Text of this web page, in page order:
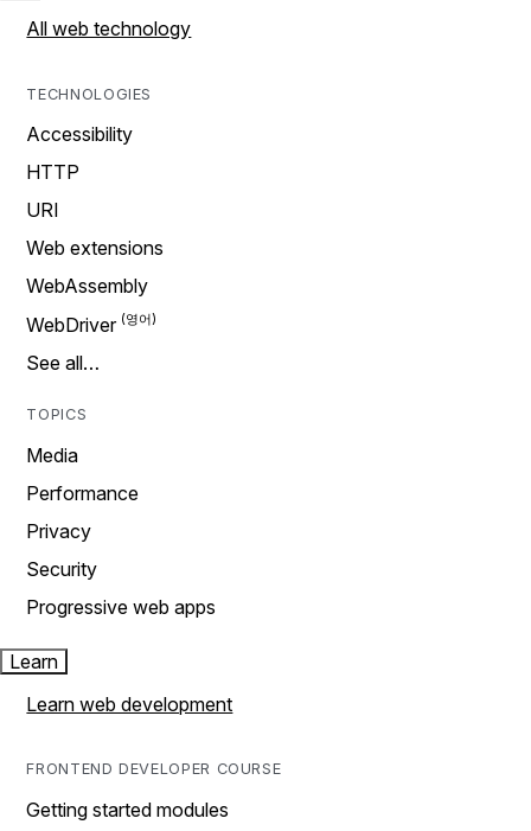
All web technology
TECHNOLOGIES
Accessibility
HTTP
URI
Web extensions
WebAssembly
WebDriver
See all…
TOPICS
Media
Performance
Privacy
Security
Progressive web apps
Learn
Learn web development
FRONTEND DEVELOPER COURSE
Getting started modules